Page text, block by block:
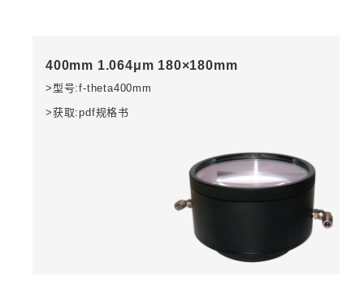
400mm 1.064μm 180×180mm
>型号:f-theta400mm
>获取:pdf规格书